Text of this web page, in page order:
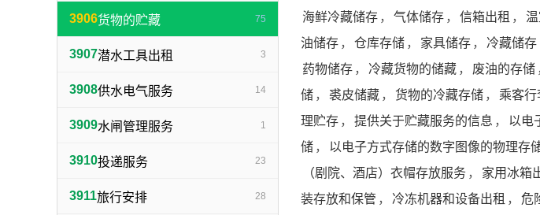
3906货物的贮藏 75
3907潜水工具出租 3
3908供水电气服务 14
3909水闸管理服务 1
3910投递服务 23
3911旅行安排 28
海鲜冷藏储存 ， 气体储存 ， 信箱出租 ，
油储存 ， 仓库存储 ， 家具储存 ， 冷藏储存
药物储存 ， 冷藏货物的储藏 ， 废油的存储
储 ， 裘皮储藏 ， 货物的冷藏存储 ， 乘客
理贮存 ， 提供关于贮藏服务的信息 ， 以电
储 ， 以电子方式存储的数字图像的物理存
（剧院、酒店）衣帽存放服务 ， 家用冰箱
装存放和保管 ， 冷冻机器和设备出租 ， 危